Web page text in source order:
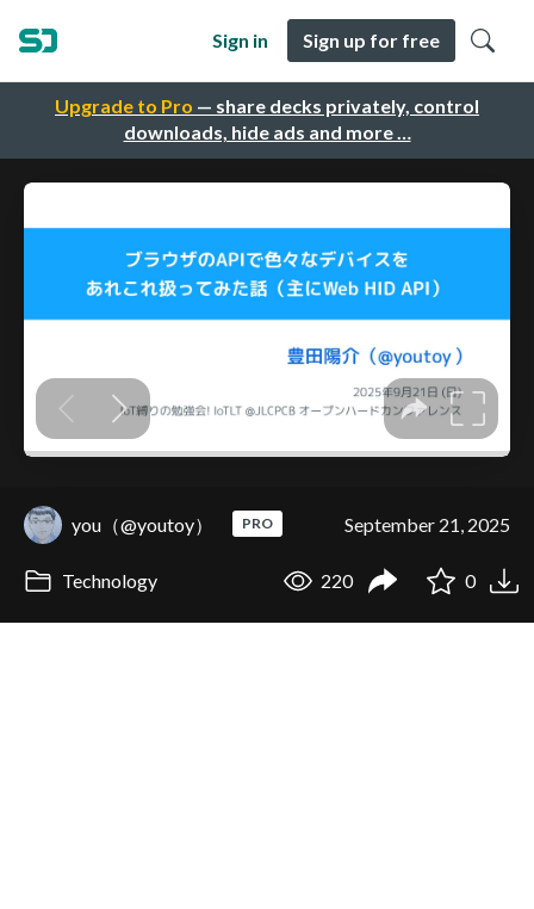
Upgrade to Pro — share decks privately, control
downloads, hide ads and more …
Sign in Sign up for free
you（@youtoy） PRO September 21, 2025
Technology 220 0